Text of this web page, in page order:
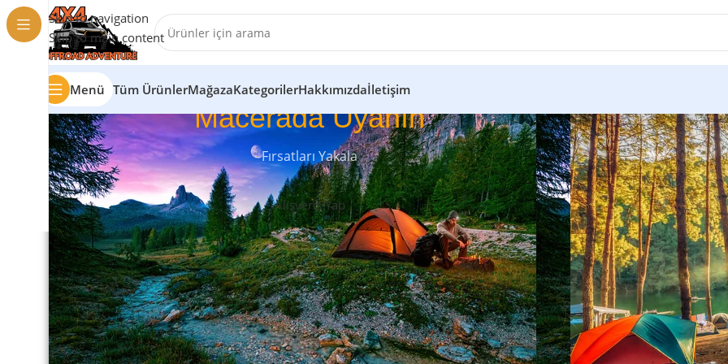
Skip to navigation
Skip to main content
Menü Tüm ÜrünlerMağazaKategorilerHakkımızdaİletişim
Macerada Uyanın
Fırsatları Yakala
Alışveriş Yap